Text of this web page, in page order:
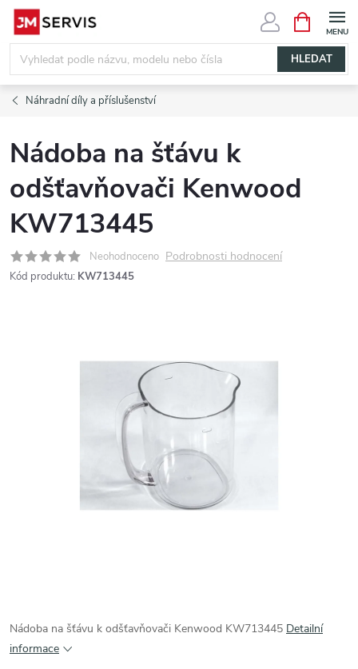
Přejít
obsah
HLEDAT
NÁKUPNÍ
KOŠÍK
Náhradní díly a příslušenství
Nádoba na šťávu k
odšťavňovači Kenwood
KW713445
Neohodnoceno Podrobnosti hodnocení
Kód produktu: KW713445
Nádoba na šťávu k odšťavňovači Kenwood KW713445 Detailní
informace